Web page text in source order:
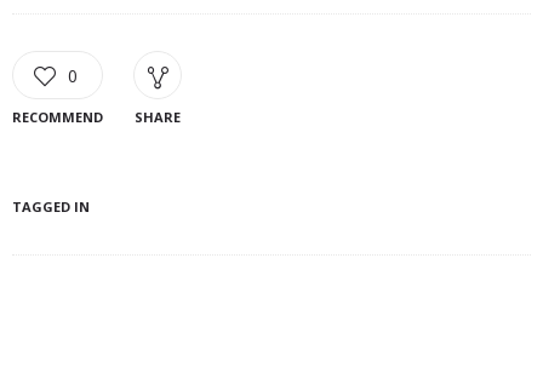
0
RECOMMEND SHARE
TAGGED IN